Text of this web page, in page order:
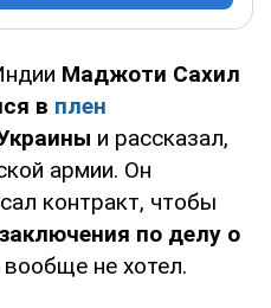
Маджоти Сахил
в плен
и рассказал,
армии. Он
контракт, чтобы
по делу о
вообще не хотел.